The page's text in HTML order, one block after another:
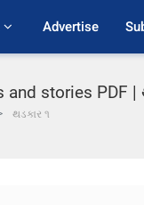
Advertise
stories PDF |
થડકાર ૧